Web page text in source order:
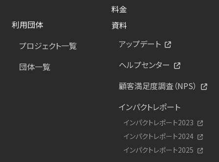
料金
利用団体
プロジェクト一覧
団体一覧
資料
アップデート
ヘルプセンター
顧客満足度調査（NPS）
インパクトレポート
インパクトレポート2023
インパクトレポート2024
インパクトレポート2025